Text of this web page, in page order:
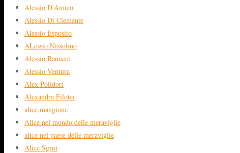
Alessio D'Amico
Alessio Di Clemente
Alessio Esposito
ALessio Nissolino
Alessio Ranucci
Alessio Ventura
Alex Polidori
Alexandra Filotei
alice mangione
Alice nel mondo delle meraviglie
alice nel paese delle meraviglie
Alice Sgroi